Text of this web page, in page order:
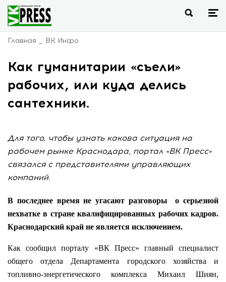
Главная ВК Инфо
Как гуманитарии «съели»
рабочих, или куда делись
сантехники.
Для того, чтобы узнать какова ситуация на
рабочем рынке Краснодара, портал «ВК Пресс»
связался с представителями управляющих
компаний.
В последнее время не угасают разговоры
о серьезной
нехватке в стране квалифицированных рабочих кадров.
Краснодарский край не является исключением.
Как сообщил порталу «ВК Пресс» главный специалист
общего отдела Департамента городского хозяйства и
топливно-энергетического комплекса Михаил Шиян,